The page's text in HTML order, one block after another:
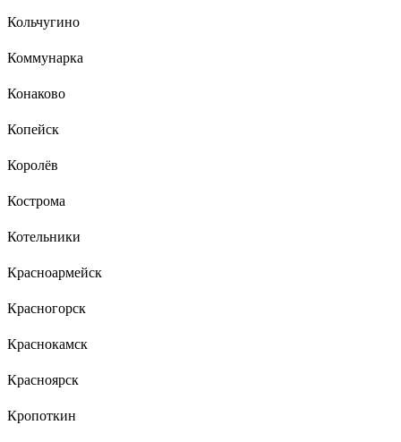
Кольчугино
Коммунарка
Конаково
Копейск
Королёв
Кострома
Котельники
Красноармейск
Красногорск
Краснокамск
Красноярск
Кропоткин